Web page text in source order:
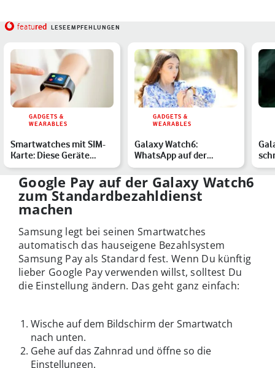
featured LESEEMPFEHLUNGEN
GADGETS &
WEARABLES
Smartwatches mit SIM-
Karte: Diese Geräte
empfehlen wir
GADGETS &
WEARABLES
Galaxy Watch6:
WhatsApp auf der
Smartwatch – so
funktioniert's
Google Pay auf der Galaxy Watch6
zum Standardbezahldienst
machen
Samsung legt bei seinen Smartwatches
automatisch das hauseigene Bezahlsystem
Samsung Pay als Standard fest. Wenn Du künftig
lieber Google Pay verwenden willst, solltest Du
die Einstellung ändern. Das geht ganz einfach:
Wische auf dem Bildschirm der Smartwatch
nach unten.
Gehe auf das Zahnrad und öffne so die
Einstellungen.